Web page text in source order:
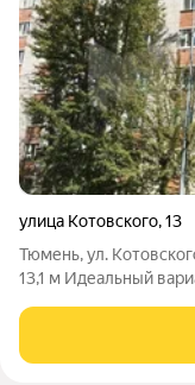
улица Котовского,13
Тюмень, ул.
13,1 м Идеальный
гимназия №5,